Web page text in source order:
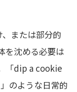
または部分的
を沈める必要は
「dip a cookie
のような日常的